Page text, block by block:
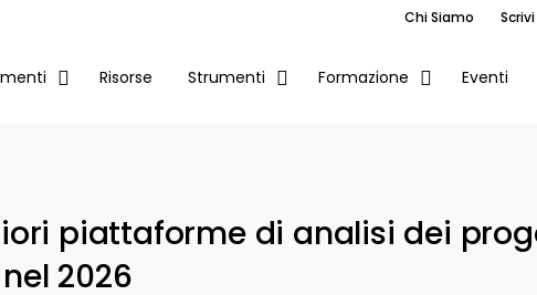
Chi Siamo
Risorse Strumenti Formazione Eventi
piattaforme di analisi dei
2026